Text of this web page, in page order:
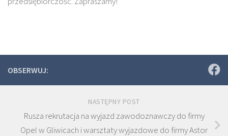
OBSERWUJ:
NASTĘPNY POST
Rusza rekrutacja na wyjazd zawodoznawczy do firmy
Opel w Gliwicach i warsztaty wyjazdowe do firmy Astor